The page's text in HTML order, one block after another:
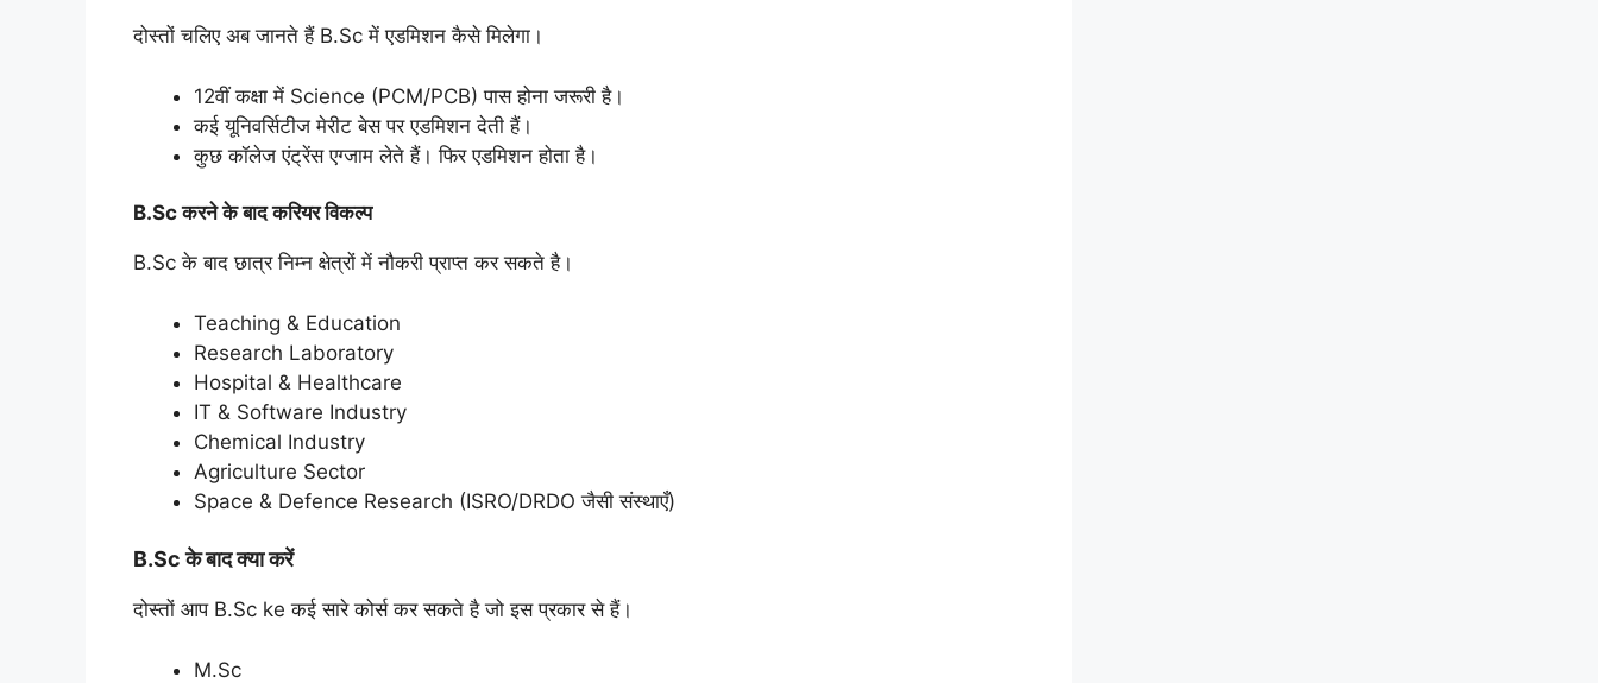
दोस्तों चलिए अब जानते हैं B.Sc में एडमिशन कैसे मिलेगा।
12वीं कक्षा में Science (PCM/PCB) पास होना जरूरी है।
कई यूनिवर्सिटीज मेरीट बेस पर एडमिशन देती हैं।
कुछ कॉलेज एंट्रेंस एग्जाम लेते हैं। फिर एडमिशन होता है।
B.Sc करने के बाद करियर विकल्प
B.Sc के बाद छात्र निम्न क्षेत्रों में नौकरी प्राप्त कर सकते है।
Teaching & Education
Research Laboratory
Hospital & Healthcare
IT & Software Industry
Chemical Industry
Agriculture Sector
Space & Defence Research (ISRO/DRDO जैसी संस्थाएँ)
B.Sc के बाद क्या करें
दोस्तों आप B.Sc ke कई सारे कोर्स कर सकते है जो इस प्रकार से हैं।
M.Sc